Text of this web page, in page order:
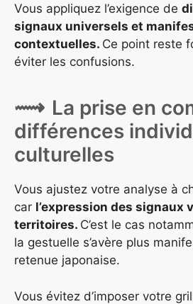
Vous appliquez l’exigence de
signaux universels et
contextuelles. Ce point reste
éviter les confusions.
La prise en
différences
culturelles
Vous ajustez votre analyse à
car l’expression des signaux
territoires. C’est le cas
la gestuelle s’avère plus
retenue japonaise.
Vous évitez d’imposer votre